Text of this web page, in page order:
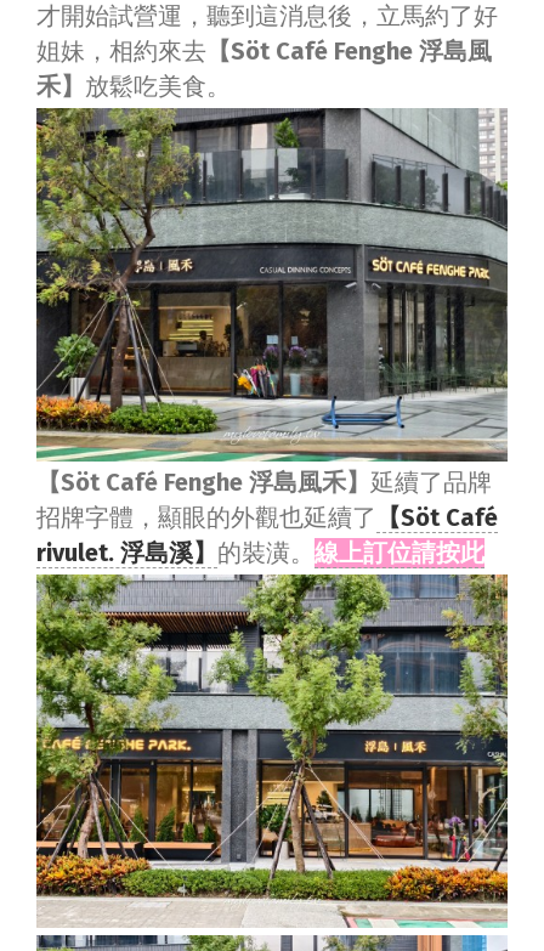
才開始試營運，聽到這消息後，立馬約了好
姐妹，相約來去 【Söt Café Fenghe 浮島風
禾】 放鬆吃美食。
【Söt Café Fenghe 浮島風禾】 延續了品牌
招牌字體，顯眼的外觀也延續了
【Söt Café
rivulet. 浮島溪】 的裝潢。 線上訂位請按此